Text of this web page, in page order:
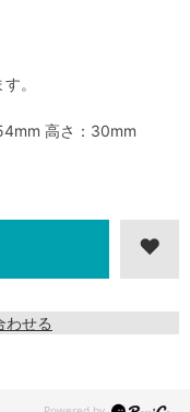
。
高さ：30mm
わせる